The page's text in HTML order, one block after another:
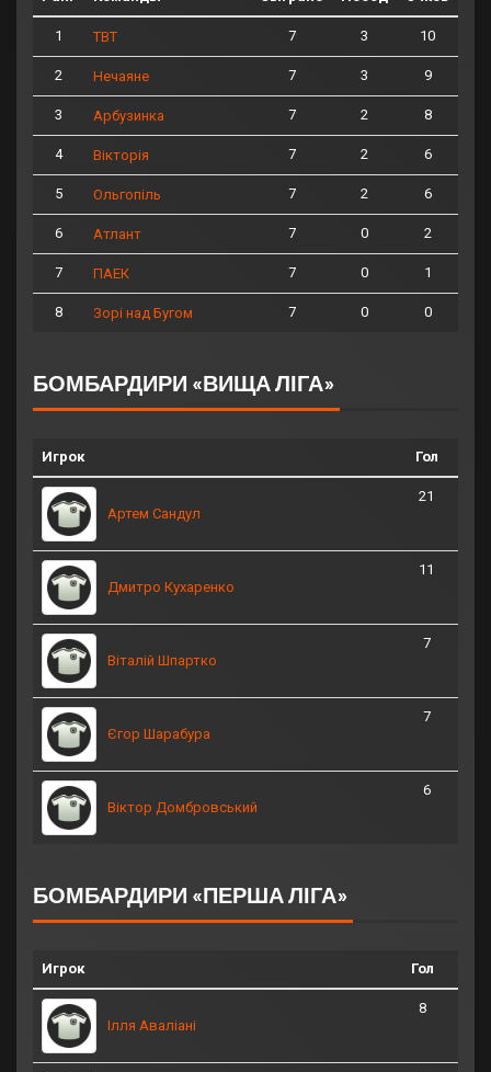
1 ТВТ 7 3 10
2 Нечаяне 7 3 9
3 Арбузинка 7 2 8
4 Вікторія 7 2 6
5 Ольгопіль 7 2 6
6 Атлант 7 0 2
7 ПАЕК 7 0 1
8 Зорі над Бугом 7 0 0
БОМБАРДИРИ «ВИЩА ЛІГА»
Игрок Гол
Артем Сандул
21
Дмитро Кухаренко
11
Віталій Шпартко
7
Єгор Шарабура
7
Віктор Домбровський
6
БОМБАРДИРИ «ПЕРША ЛІГА»
Игрок Гол
Ілля Аваліані
8